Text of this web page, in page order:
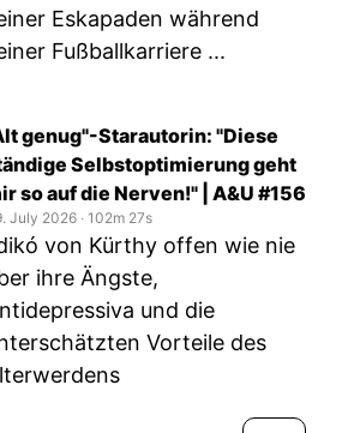
Eskapaden während
Fußballkarriere ...
genug"-Starautorin: "Diese
Selbstoptimierung geht
so auf die Nerven!" | A&U #156
July 2026 ‧ 102m 27s
von Kürthy offen wie nie
ihre Ängste,
und die
Vorteile des